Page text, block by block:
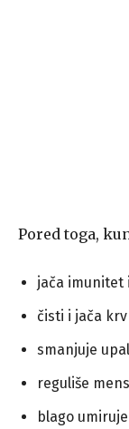
Pored toga,
jača imunitet
čisti i jača krv
smanjuje
reguliše
blago